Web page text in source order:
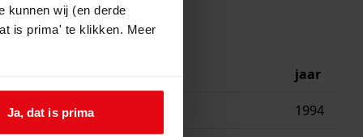
kunnen wij (en derde
is prima' te klikken. Meer
Ja, dat is prima
jaar
1994